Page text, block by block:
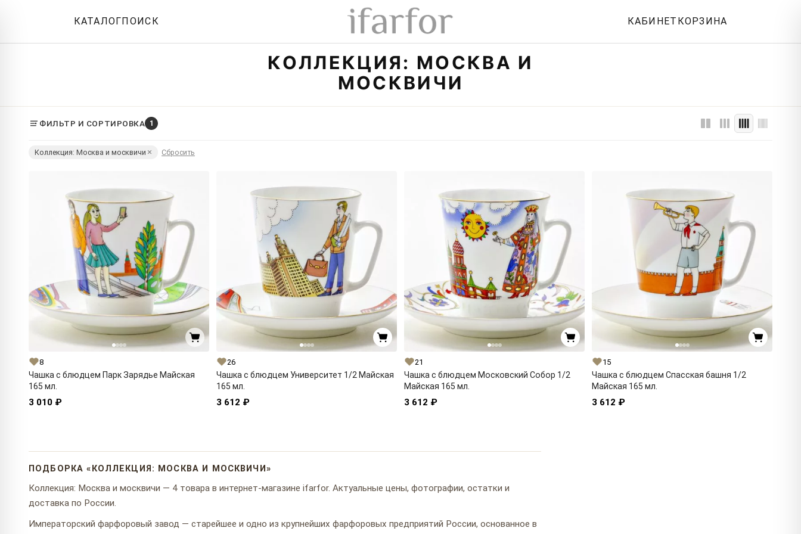
КАТАЛОГПОИСК КАБИНЕТ КОРЗИНА
КОЛЛЕКЦИЯ: МОСКВА И
МОСКВИЧИ
ФИЛЬТР И СОРТИРОВКА 1
Коллекция: Москва и москвичи Сбросить
8
Чашка с блюдцем Парк Зарядье Майская
165 мл.
3 010 ₽
26
Чашка с блюдцем Университет 1/2 Майская
165 мл.
3 612 ₽
21
Чашка с блюдцем Московский Собор 1/2
Майская 165 мл.
3 612 ₽
15
Чашка с блюдцем Спасская башня 1/2
Майская 165 мл.
3 612 ₽
ПОДБОРКА «КОЛЛЕКЦИЯ: МОСКВА И МОСКВИЧИ»
Коллекция: Москва и москвичи — 4 товара в интернет-магазине ifarfor. Актуальные цены, фотографии, остатки и
доставка по России.
Императорский фарфоровый завод — старейшее и одно из крупнейших фарфоровых предприятий России, основанное в